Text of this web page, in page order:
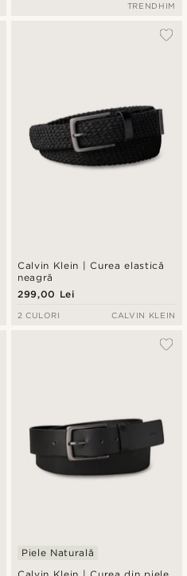
TRENDHIM
Calvin Klein | Curea elastică
neagră
299,00 Lei
2 CULORI CALVIN KLEIN
Piele Naturală